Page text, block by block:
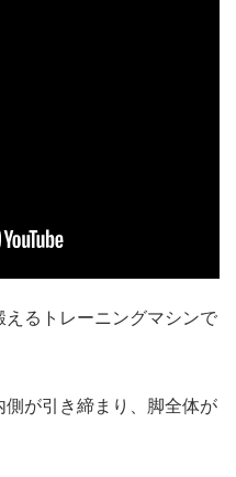
るトレーニングマシンで
が引き締まり、脚全体が